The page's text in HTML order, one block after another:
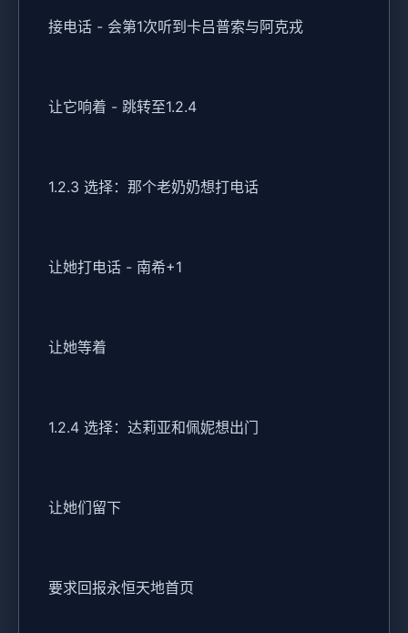
接电话 - 会第1次听到卡吕普索与阿克戎
让它响着 - 跳转至1.2.4
1.2.3 选择：那个老奶奶想打电话
让她打电话 - 南希+1
让她等着
1.2.4 选择：达莉亚和佩妮想出门
让她们留下
要求回报永恒天地首页